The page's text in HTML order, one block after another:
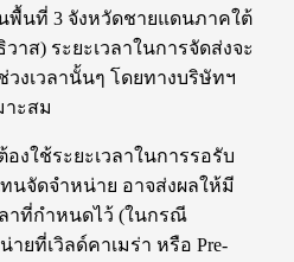
พื้นที่ 3 จังหวัดชายแดนภาคใต้
าส) ระยะเวลาในการจัดส่งจะ
งเวลานั้นๆ โดยทางบริษัทฯ
าะสม
งใช้ระยะเวลาในการรอรับ
นจัดจำหน่าย อาจส่งผลให้มี
าที่กำหนดไว้ (ในกรณี
ายที่เวิลด์คาเมร่า หรือ Pre-